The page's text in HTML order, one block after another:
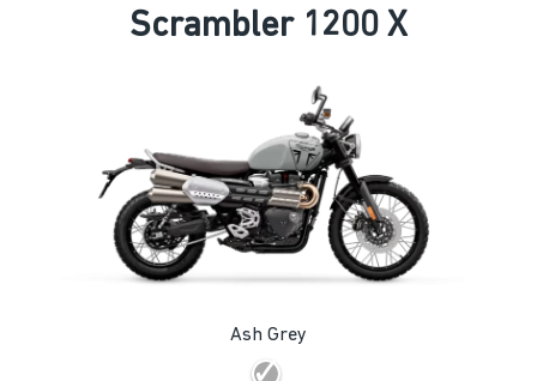
Scrambler 1200 X
Ash Grey